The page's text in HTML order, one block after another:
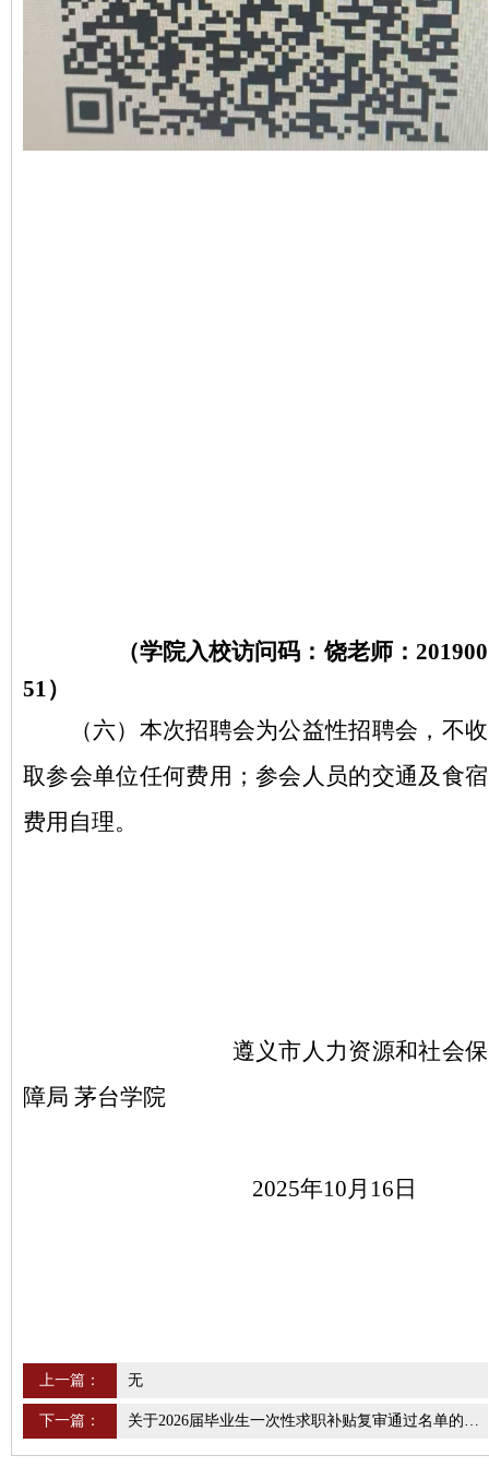
（学院入校访问码：饶老师： 201900
51）
（六）本次招聘会为公益性招聘会，不收
取参会单位任何费用；参会人员的交通及食宿
费用自理。
遵义市人力资源和社会保
障局 茅台学院
2025年10月16日
上一篇： 无
下一篇： 关于2026届毕业生一次性求职补贴复审通过名单的公示